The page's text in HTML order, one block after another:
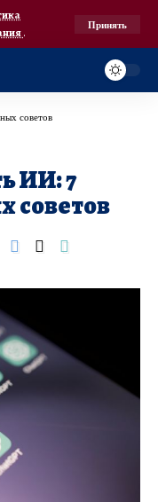
.
Принять
советов
ИИ: 7
советов